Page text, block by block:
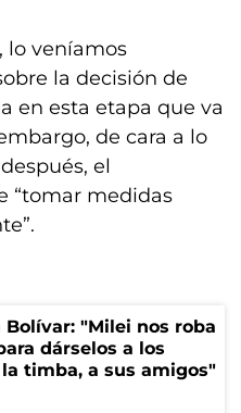
lo veníamos
la decisión de
en esta etapa que va
de cara a lo
el
“tomar medidas
Bolívar: "Milei nos roba
dárselos a los
la timba, a sus amigos"